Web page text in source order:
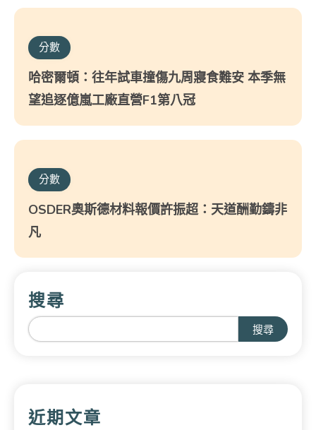
分數
哈密爾頓：往年試車撞傷九周寢食難安 本季無
望追逐億嵐工廠直營F1第八冠
分數
OSDER奧斯德材料報價許振超：天道酬勤鑄非
凡
搜尋
搜尋
近期文章